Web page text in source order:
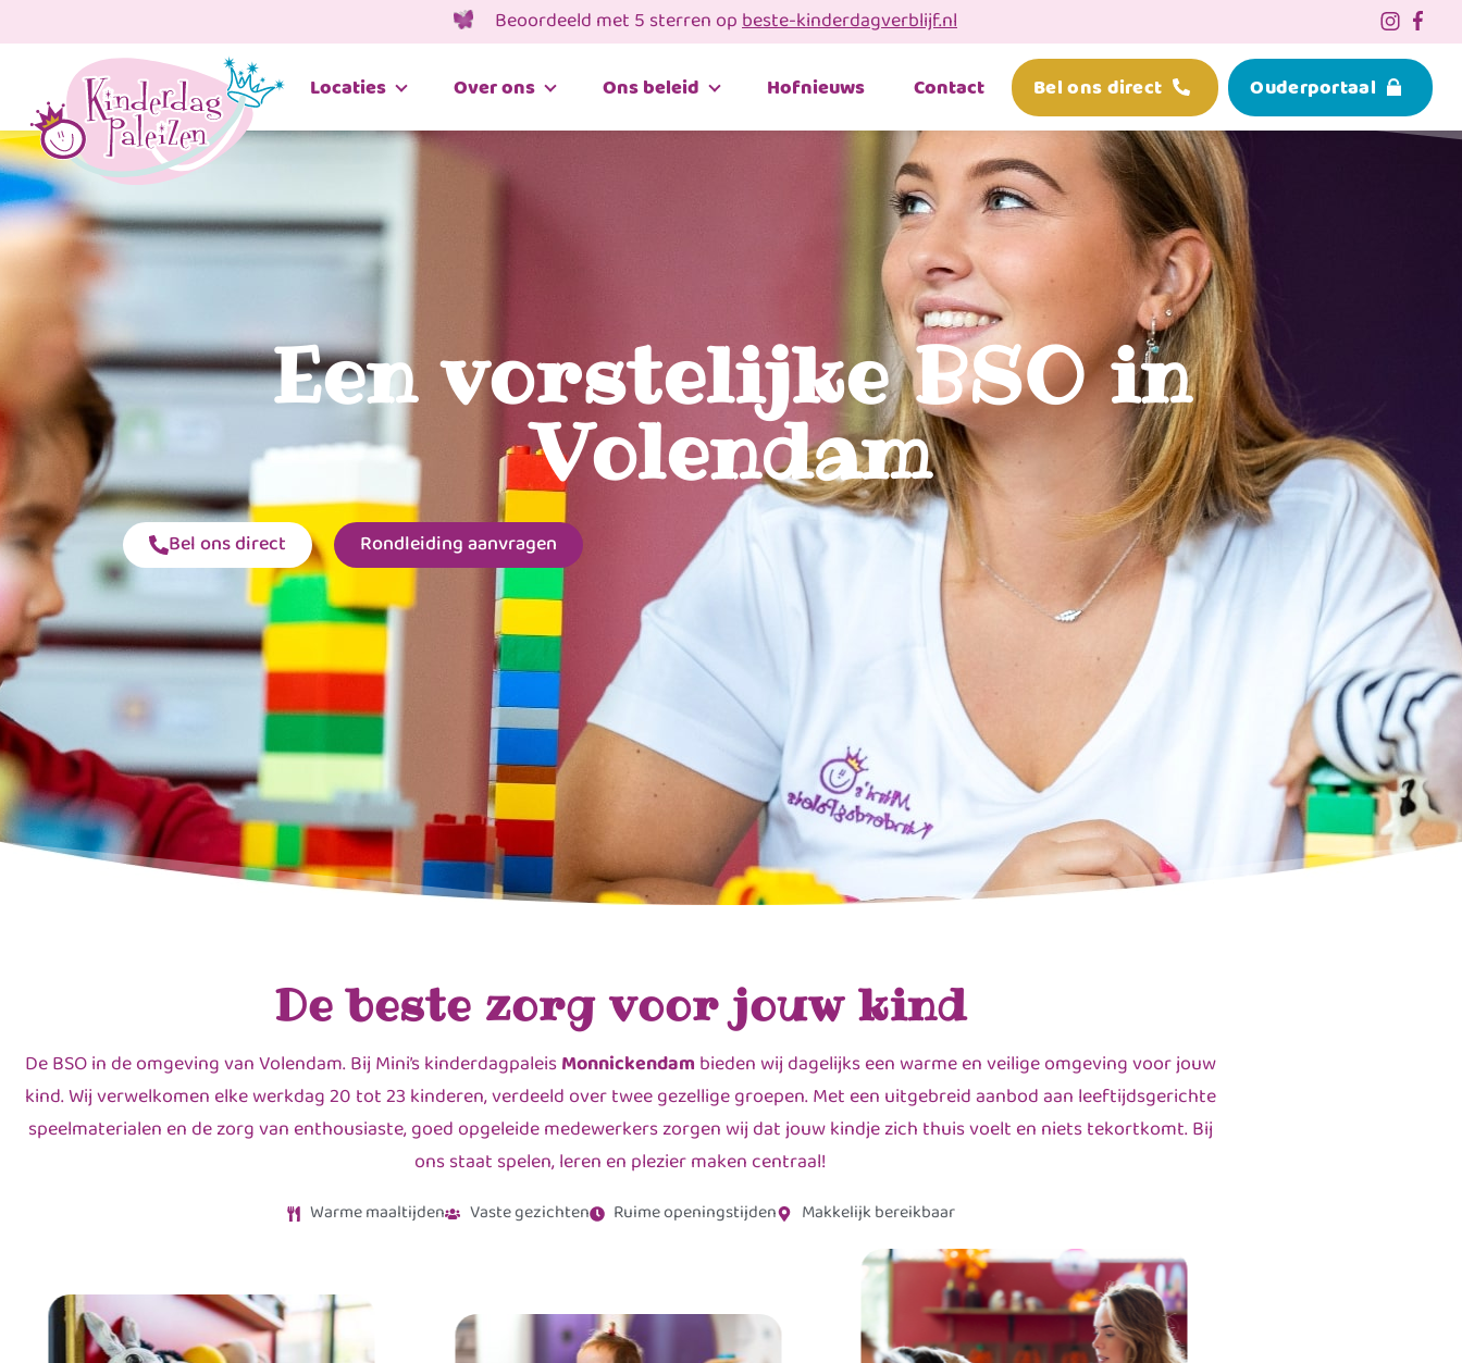
Beoordeeld met 5 sterren opbeste-kinderdagverblijf.nl
Bel ons direct Ouderportaal
Locaties Over ons Ons beleid Hofnieuws Contact
Een vorstelijke BSO in
Volendam
Bel ons direct Rondleiding aanvragen
De beste zorg voor jouw kind
De BSO in de omgeving van Volendam. Bij Mini’s kinderdagpaleisMonnickendam bieden wij dagelijks een warme en veilige omgeving voor jouw
kind. Wij verwelkomen elke werkdag 20 tot 23 kinderen, verdeeld over twee gezellige groepen. Met een uitgebreid aanbod aan leeftijdsgerichte
speelmaterialen en de zorg van enthousiaste, goed opgeleide medewerkers zorgen wij dat jouw kindje zich thuis voelt en niets tekortkomt. Bij
ons staat spelen, leren en plezier maken centraal!
Warme maaltijden Vaste gezichten Ruime openingstijden Makkelijk bereikbaar